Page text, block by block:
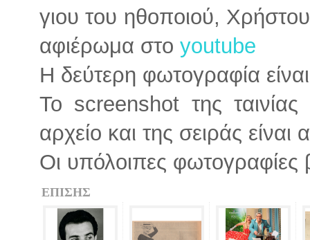
γιου του ηθοποιού,
αφιέρωμα στο youtube
Η δεύτερη φωτογραφία
Το screenshot της
αρχείο και της σειράς
Οι υπόλοιπες φωτογραφίες
ΕΠΙΣΗΣ